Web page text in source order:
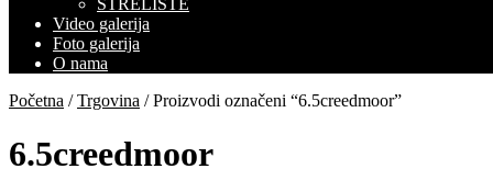
STRELIŠTE
Video galerija
Foto galerija
O nama
Početna /Trgovina / Proizvodi označeni “6.5creedmoor”
6.5creedmoor